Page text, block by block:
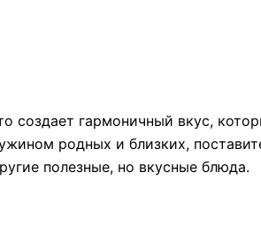
создает гармоничный вкус,
родных и близких,
полезные, но вкусные блюда.